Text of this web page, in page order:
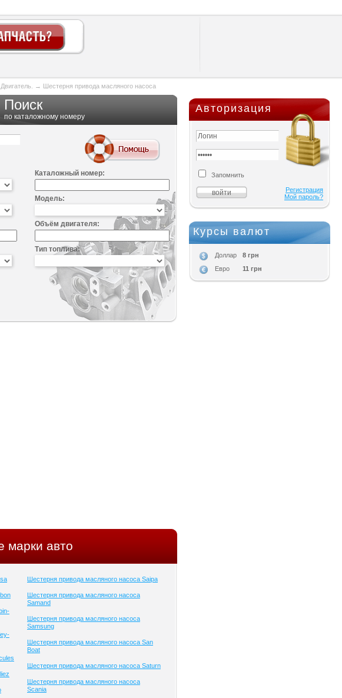
→ Шестерня привода масляного насоса
Поиск
по каталожному номеру
Каталожный номер:
Модель:
Объём двигателя:
Тип топлива:
марки авто
Шестерня привода масляного насоса Saipa
Шестерня привода масляного насоса
Samand
Шестерня привода масляного насоса
Samsung
Шестерня привода масляного насоса San
Boat
Шестерня привода масляного насоса Saturn
Шестерня привода масляного насоса
Scania
Авторизация
Запомнить
Регистрация
Мой пароль?
Курсы валют
Доллар
8 грн
Евро
11 грн